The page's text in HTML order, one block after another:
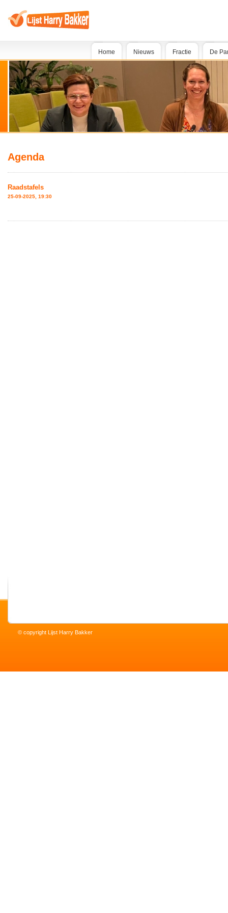
Home Nieuws Fractie De
Agenda
Raadstafels
25-09-2025, 19:30
© copyright Lijst Harry Bakker